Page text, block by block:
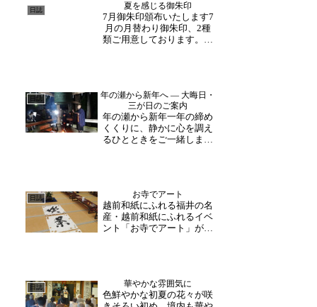
日誌 夏を感じる御朱印
7月御朱印頒布いたします7
月の月替わり御朱印、2種
類ご用意しております。テ
鈴】禅語【薫風自南来】風
鈴と笹が風になびいている
様子 涼しさを感じる御
朱...
日誌
年の瀬から新年へ ― 大晦日・
三が日のご案内
年の瀬から新年一年の締め
くくりに、静かに心を調え
るひとときをご一緒しませ
大晦日から三が日にかけ
て、どなたでもご参加いた
だける年越しの行事を執り
行...
日誌 お寺でアート
越前和紙にふれる福井の名
産・越前和紙にふれるイベ
ント「お寺でアート」が行
サイズの和紙がセットにな
った「カミノカケラ」。最
日誌 華やかな雰囲気に
色鮮やかな初夏の花々が咲